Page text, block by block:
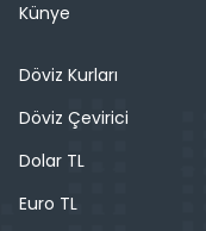
Künye
Döviz Kurları
Döviz Çevirici
Dolar TL
Euro TL